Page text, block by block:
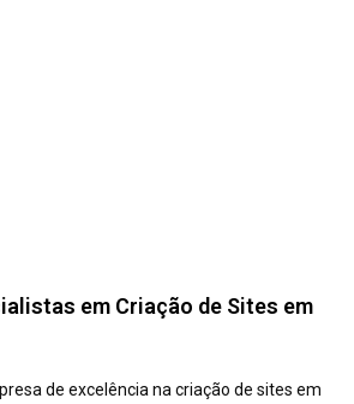
em Criação de Sites em
de excelência na criação de sites em